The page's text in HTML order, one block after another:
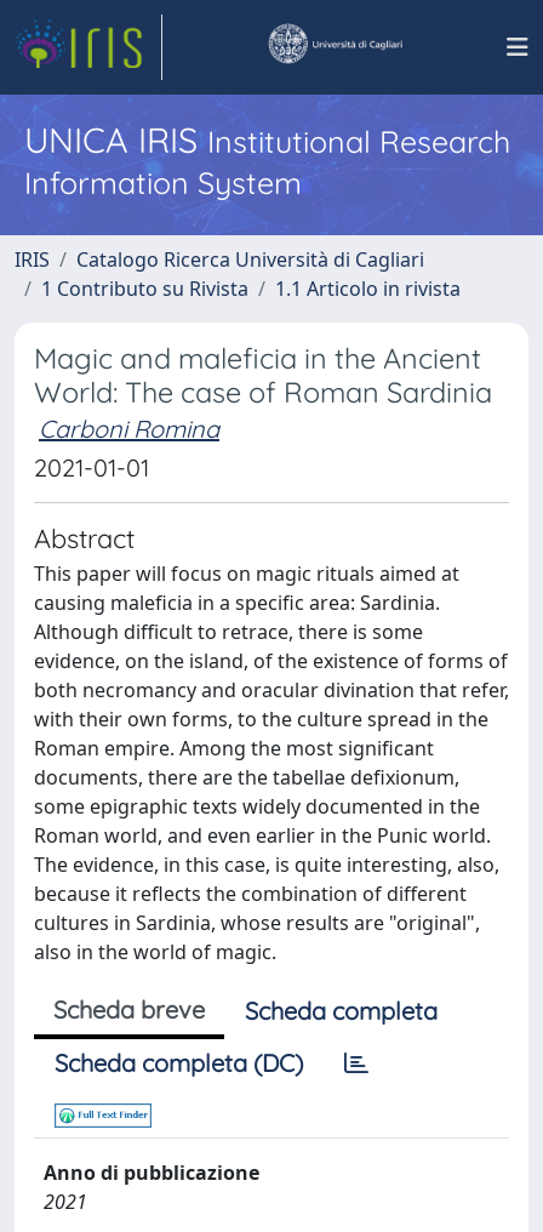
UNICA IRISInstitutional Research
Information System
IRIS
Catalogo Ricerca Università di Cagliari
1 Contributo su Rivista
1.1 Articolo in rivista
Magic and maleficia in the Ancient
World: The case of Roman Sardinia
Carboni Romina
2021-01-01
Abstract
This paper will focus on magic rituals aimed at
causing maleficia in a specific area: Sardinia.
Although difficult to retrace, there is some
evidence, on the island, of the existence of forms of
both necromancy and oracular divination that refer,
with their own forms, to the culture spread in the
Roman empire. Among the most significant
documents, there are the tabellae defixionum,
some epigraphic texts widely documented in the
Roman world, and even earlier in the Punic world.
The evidence, in this case, is quite interesting, also,
because it reflects the combination of different
cultures in Sardinia, whose results are "original",
also in the world of magic.
Scheda breve
Scheda completa
Scheda completa (DC)
Anno di pubblicazione
2021